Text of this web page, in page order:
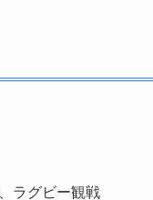
ラグビー観戦